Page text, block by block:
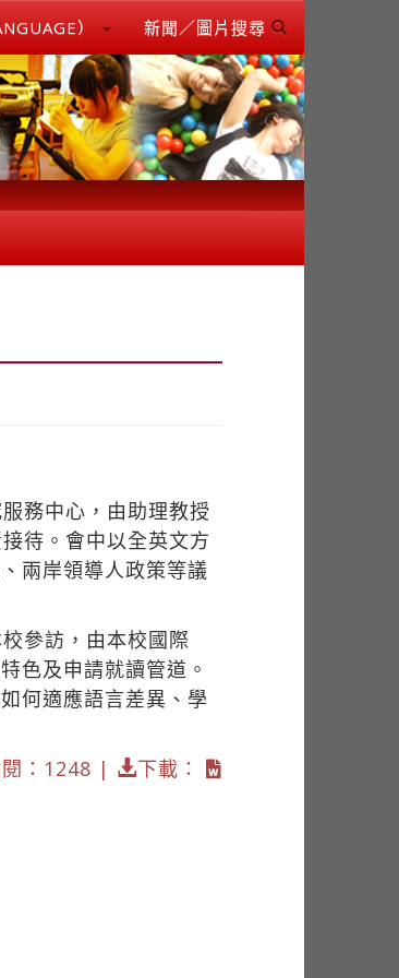
） 新聞／圖片搜尋
務中心，由助理教授
待。會中以全英文方
兩岸領導人政策等議
參訪，由本校國際
色及申請就讀管道。
何適應語言差異、學
：1248 | 下載：